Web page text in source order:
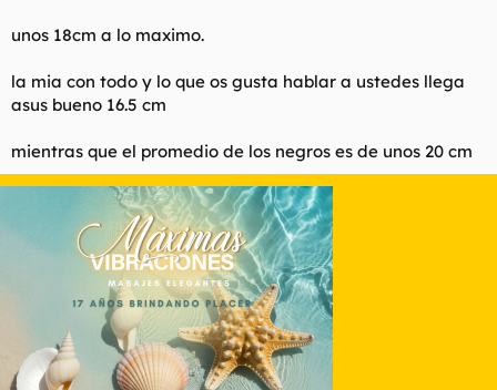
unos 18cm a lo maximo.
la mia con todo y lo que os gusta hablar a ustedes llega
asus bueno 16.5 cm
mientras que el promedio de los negros es de unos 20 cm